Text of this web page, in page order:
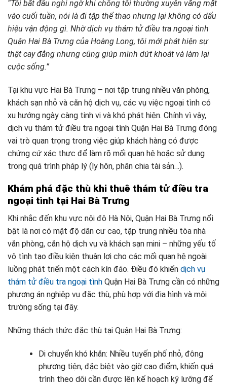
“Tôi bắt đầu nghi ngờ khi chồng tôi thường xuyên vắng mặt
vào cuối tuần, nói là đi tập thể thao nhưng lại không có dấu
hiệu vận động gì. Nhờ dịch vụ thám tử điều tra ngoại tình
Quận Hai Bà Trưng của Hoàng Long, tôi mới phát hiện sự
thật cay đắng nhưng cũng giúp mình dứt khoát và làm lại
cuộc sống.”
Tại khu vực Hai Bà Trưng – nơi tập trung nhiều văn phòng,
khách sạn nhỏ và căn hộ dịch vụ, các vụ việc ngoại tình có
xu hướng ngày càng tinh vi và khó phát hiện. Chính vì vậy,
dịch vụ thám tử điều tra ngoại tình Quận Hai Bà Trưng đóng
vai trò quan trọng trong việc giúp khách hàng có được
chứng cứ xác thực để làm rõ mối quan hệ hoặc sử dụng
trong quá trình pháp lý (ly hôn, phân chia tài sản…).
Khám phá đặc thù khi thuê thám tử điều tra
ngoại tình tại Hai Bà Trưng
Khi nhắc đến khu vực nội đô Hà Nội, Quận Hai Bà Trưng nổi
bật là nơi có mật độ dân cư cao, tập trung nhiều tòa nhà
văn phòng, căn hộ dịch vụ và khách sạn mini – những yếu tố
vô tình tạo điều kiện thuận lợi cho các mối quan hệ ngoài
luồng phát triển một cách kín đáo. Điều đó khiến dịch vụ
thám tử điều tra ngoại tình Quận Hai Bà Trưng cần có những
phương án nghiệp vụ đặc thù, phù hợp với địa hình và môi
trường sống tại đây.
Những thách thức đặc thù tại Quận Hai Bà Trưng:
Di chuyển khó khăn: Nhiều tuyến phố nhỏ, đông
phương tiện, đặc biệt vào giờ cao điểm, khiến quá
trình theo dõi cần được lên kế hoạch kỹ lưỡng để